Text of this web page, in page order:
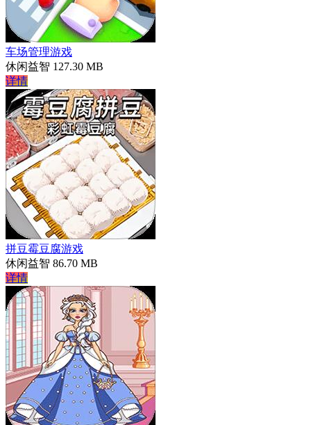
车场管理游戏
休闲益智 127.30 MB
详情
拼豆霉豆腐游戏
休闲益智 86.70 MB
详情